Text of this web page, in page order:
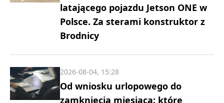
latającego pojazdu Jetson ONE w
Polsce. Za sterami konstruktor z
Brodnicy
Od wniosku urlopowego do
zamknięcia miesiąca: które
2026-08-04, 15:28